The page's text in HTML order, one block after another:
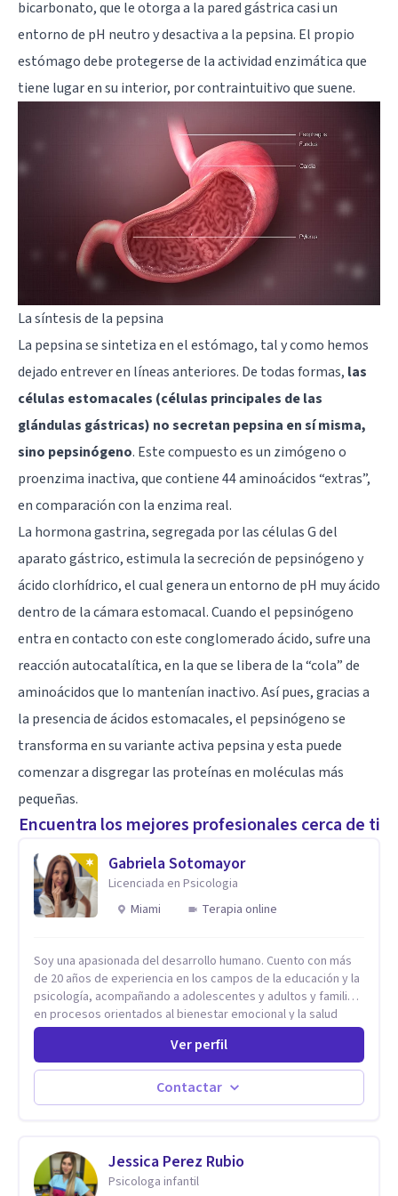
bicarbonato, que le otorga a la pared gástrica casi un
entorno de pH neutro y desactiva a la pepsina. El propio
estómago debe protegerse de la actividad enzimática que
tiene lugar en su interior, por contraintuitivo que suene.
La síntesis de la pepsina
La pepsina se sintetiza en el estómago, tal y como hemos
dejado entrever en líneas anteriores. De todas formas, las
células estomacales (células principales de las
glándulas gástricas) no secretan pepsina en sí misma,
sino pepsinógeno. Este compuesto es un zimógeno o
proenzima inactiva, que contiene 44 aminoácidos “extras”,
en comparación con la enzima real.
La hormona gastrina, segregada por las células G del
aparato gástrico, estimula la secreción de pepsinógeno y
ácido clorhídrico, el cual genera un entorno de pH muy ácido
dentro de la cámara estomacal. Cuando el pepsinógeno
entra en contacto con este conglomerado ácido, sufre una
reacción autocatalítica, en la que se libera de la “cola” de
aminoácidos que lo mantenían inactivo. Así pues, gracias a
la presencia de ácidos estomacales, el pepsinógeno se
transforma en su variante activa pepsina y esta puede
comenzar a disgregar las proteínas en moléculas más
pequeñas.
Encuentra los mejores profesionales cerca de ti
Gabriela Sotomayor
Licenciada en Psicologia
Miami
Terapia online
Soy una apasionada del desarrollo humano. Cuento con más
de 20 años de experiencia en los campos de la educación y la
psicología, acompañando a adolescentes y adultos y familias
en procesos orientados al bienestar emocional y la salud
mental. Mi visión es contribuir, a través de mi trabajo, a que
las personas accedan a una vida más digna, plena y con
sentido. Considero que esto es posible cuando
desarrollamos una mayor conciencia de nuestro mundo
interior y de la manera en que nuestras experiencias influyen
basado en la comprensión, la compasión y el respeto por el
ritmo de cada persona. Integro conocimientos y herramientas
Ver perfil
Contactar
Jessica Perez Rubio
Psicologa infantil